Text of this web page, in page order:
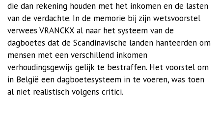
die dan rekening houden met het inkomen en de lasten
van de verdachte. In de memorie bij zijn wetsvoorstel
verwees VRANCKX al naar het systeem van de
dagboetes dat de Scandinavische landen hanteerden om
mensen met een verschillend inkomen
verhoudingsgewijs gelijk te bestraffen. Het voorstel om
in België een dagboetesysteem in te voeren, was toen
al niet realistisch volgens critici.